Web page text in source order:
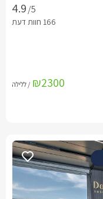
/5
₪2300 / ללילה